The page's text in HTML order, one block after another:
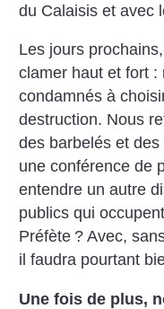
du Calaisis et avec
Les jours
clamer haut et fort :
condamnés à
destruction. Nous
des barbelés et
une conférence de
entendre un autre
publics qui
Préfète ? Avec,
il faudra pourtant
Une fois de plus,